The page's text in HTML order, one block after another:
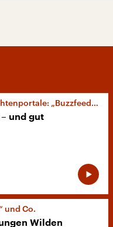
„Buzzfeed“, „Vice“ und Co.
und gut
und Co.
Wilden